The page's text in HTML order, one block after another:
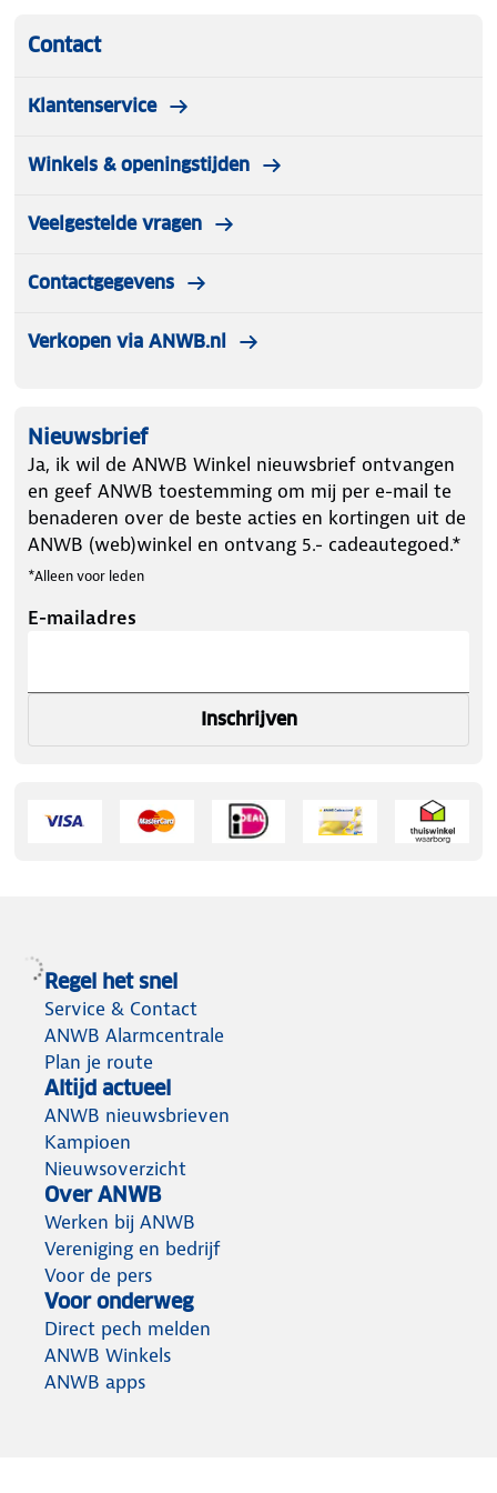
Lampa betrouwbare oplossingen voor zowel
aluminium hondenbench kies je voor een veilige en
huisdieren.
Specificaties Array
Afmetingen : LxBxH 85 x 65 x 86
Contact
Klantenservice
Winkels & openingstijden
Veelgestelde vragen
Contactgegevens
Verkopen via ANWB.nl
Nieuwsbrief
Ja, ik wil de ANWB Winkel nieuwsbrief ontvangen
en geef ANWB toestemming om mij per e-mail te
benaderen over de beste acties en kortingen uit de
ANWB (web)winkel en ontvang 5.- cadeautegoed.*
*Alleen voor leden
E-mailadres
Inschrijven
Regel het snel
Service & Contact
ANWB Alarmcentrale
Plan je route
Altijd actueel
ANWB nieuwsbrieven
Kampioen
Nieuwsoverzicht
Over ANWB
Werken bij ANWB
Vereniging en bedrijf
Voor de pers
Voor onderweg
Direct pech melden
ANWB Winkels
ANWB apps